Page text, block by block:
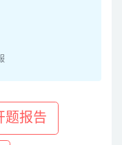
题报告